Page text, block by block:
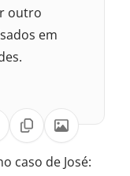
outro
em
caso de José: